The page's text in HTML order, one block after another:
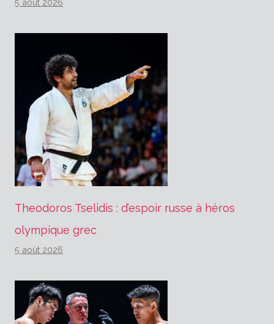
5 août 2026
Theodoros Tselidis : d’espoir russe à héros
olympique grec
5 août 2026